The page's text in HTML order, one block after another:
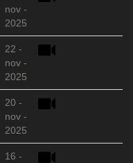
nov -
2025
22 -
nov -
2025
20 -
nov -
2025
16 -